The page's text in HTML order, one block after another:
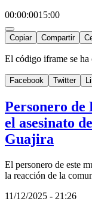
00:00:0015:00
Copiar Compartir
El código iframe se ha
Facebook Twitter
Personero de
el asesinato
Guajira
El personero de este
la reacción de la
11/12/2025 - 21:26